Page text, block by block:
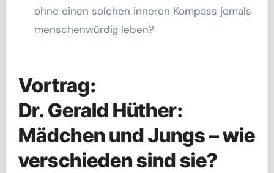
ohne einen solchen inneren Kompass jemals
menschenwürdig leben?
Vortrag:
Dr. Gerald Hüther:
Mädchen und Jungs – wie
verschieden sind sie?